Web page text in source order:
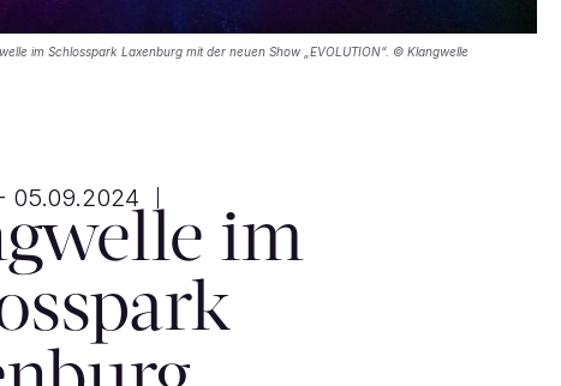
im Schlosspark Laxenburg mit der neuen Show „EVOLUTION“. © Klangwelle
05.09.2024
im